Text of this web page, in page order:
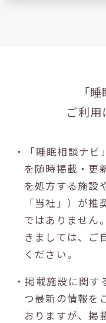
「
ご利
・「睡眠相談ナ
を随時掲載・更
を処方する施設
「当社」）が
ではありません
きましては、ご
ください。
・掲載施設に関
つ最新の情報を
おりますが、掲